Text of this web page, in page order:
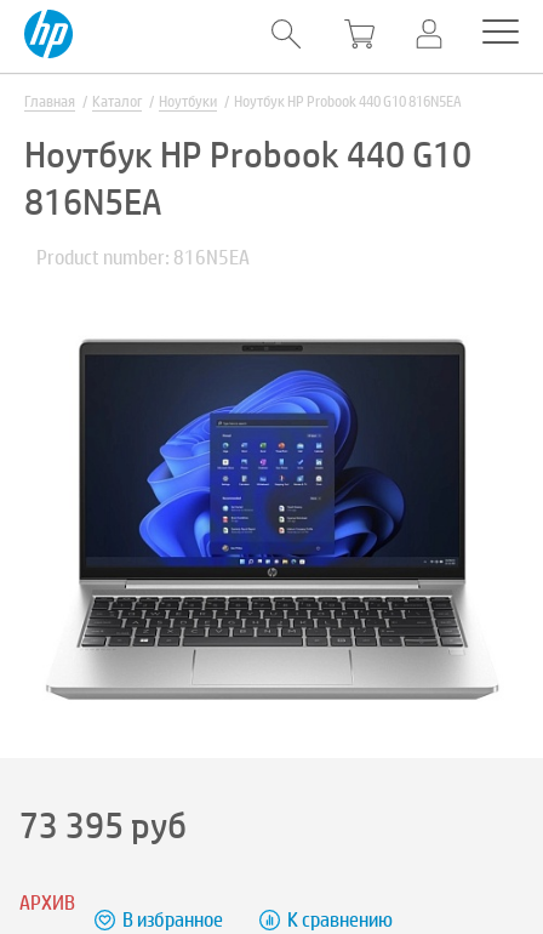
Главная Каталог Ноутбуки Ноутбук HP Probook 440 G10 816N5EA
Ноутбук HP Probook 440 G10
816N5EA
Product number: 816N5EA
73 395 руб
АРХИВ
В избранное К сравнению